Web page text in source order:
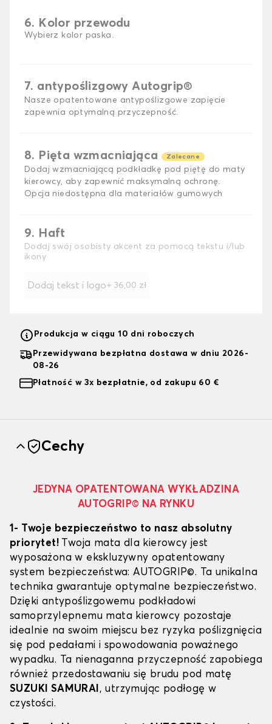
6. Kolor przewodu
Wybierz kolor paska.
7. antypoślizgowy Autogrip®
Nasze opatentowane antypoślizgowe zapięcie
zapewnia optymalną przyczepność.
8. Pięta wzmacniająca Zalecane
Dodaj wzmacniającą podkładkę pod piętę do maty
kierowcy, aby zapewnić maksymalną ochronę.
Opcja niedostępna dla materiałów gumowych
9. Haft
Dodaj swój osobisty akcent za pomocą tekstu i/lub
ikony
Dodaj tekst i logo+ 36,00 zł
Produkcja w ciągu 10 dni roboczych
Przewidywana bezpłatna dostawa w dniu 2026-
08-26
Płatność w 3x bezpłatnie, od zakupu 60 €
Cechy
JEDYNA OPATENTOWANA WYKŁADZINA
AUTOGRIP© NA RYNKU
1- Twoje bezpieczeństwo to nasz absolutny
priorytet! Twoja mata dla kierowcy jest
wyposażona w ekskluzywny opatentowany
system bezpieczeństwa: AUTOGRIP©. Ta unikalna
technika gwarantuje optymalne bezpieczeństwo.
Dzięki antypoślizgowemu podkładowi
samoprzylepnemu mata kierowcy pozostaje
idealnie na swoim miejscu bez ryzyka poślizgnięcia
się pod pedałami i spowodowania poważnego
wypadku. Ta nienaganna przyczepność zapobiega
również przedostawaniu się brudu pod matę
SUZUKI SAMURAI, utrzymując podłogę w
czystości.